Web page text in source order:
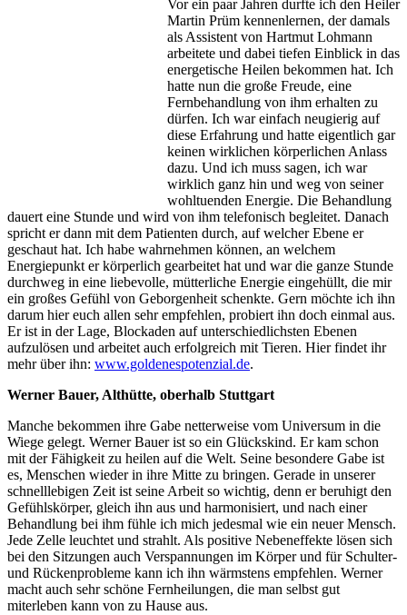
Vor ein paar Jahren durfte ich den Heiler
Martin Prüm kennenlernen, der damals
als Assistent von Hartmut Lohmann
arbeitete und dabei tiefen Einblick in das
energetische Heilen bekommen hat. Ich
hatte nun die große Freude, eine
Fernbehandlung von ihm erhalten zu
dürfen. Ich war einfach neugierig auf
diese Erfahrung und hatte eigentlich gar
keinen wirklichen körperlichen Anlass
dazu. Und ich muss sagen, ich war
wirklich ganz hin und weg von seiner
wohltuenden Energie. Die Behandlung
dauert eine Stunde und wird von ihm telefonisch begleitet. Danach
spricht er dann mit dem Patienten durch, auf welcher Ebene er
geschaut hat. Ich habe wahrnehmen können, an welchem
Energiepunkt er körperlich gearbeitet hat und war die ganze Stunde
durchweg in eine liebevolle, mütterliche Energie eingehüllt, die mir
ein großes Gefühl von Geborgenheit schenkte. Gern möchte ich ihn
darum hier euch allen sehr empfehlen, probiert ihn doch einmal aus.
Er ist in der Lage, Blockaden auf unterschiedlichsten Ebenen
aufzulösen und arbeitet auch erfolgreich mit Tieren. Hier findet ihr
mehr über ihn: www.goldenespotenzial.de.
Werner Bauer, Althütte, oberhalb Stuttgart
Manche bekommen ihre Gabe netterweise vom Universum in die
Wiege gelegt. Werner Bauer ist so ein Glückskind. Er kam schon
mit der Fähigkeit zu heilen auf die Welt. Seine besondere Gabe ist
es, Menschen wieder in ihre Mitte zu bringen. Gerade in unserer
schnelllebigen Zeit ist seine Arbeit so wichtig, denn er beruhigt den
Gefühlskörper, gleich ihn aus und harmonisiert, und nach einer
Behandlung bei ihm fühle ich mich jedesmal wie ein neuer Mensch.
Jede Zelle leuchtet und strahlt. Als positive Nebeneffekte lösen sich
bei den Sitzungen auch Verspannungen im Körper und für Schulter-
und Rückenprobleme kann ich ihn wärmstens empfehlen. Werner
macht auch sehr schöne Fernheilungen, die man selbst gut
miterleben kann von zu Hause aus.